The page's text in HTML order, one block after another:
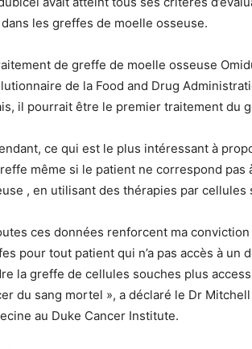
les greffes de moelle osseuse.
de greffe de moelle osseuse
de la Food and Drug
il pourrait être le premier traitement du
ce qui est le plus intéressant à
même si le patient ne correspond
, en utilisant des thérapies par
ces données renforcent ma
pour tout patient qui n’a pas accès à
la greffe de cellules souches plus
du sang mortel », a déclaré le Dr
au Duke Cancer Institute.